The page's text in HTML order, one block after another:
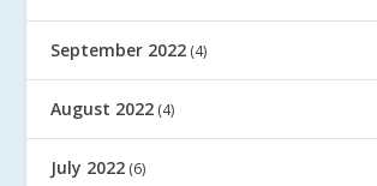
September 2022 (4)
August 2022 (4)
July 2022 (6)